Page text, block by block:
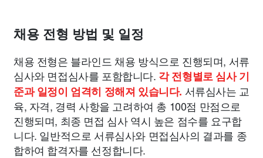
채용 전형 방법 및 일정
채용 전형은 블라인드 채용 방식으로 진행되며, 서류
심사와 면접심사를 포함합니다. 각 전형별로 심사 기
준과 일정이 엄격히 정해져 있습니다. 서류심사는 교
육, 자격, 경력 사항을 고려하여 총 100점 만점으로
진행되며, 최종 면접 심사 역시 높은 점수를 요구합
니다. 일반적으로 서류심사와 면접심사의 결과를 종
합하여 합격자를 선정합니다.